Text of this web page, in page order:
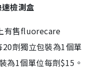
檢測盒
有售fluorecare
劑獨立包裝為1個單
為1個單位每劑$15。